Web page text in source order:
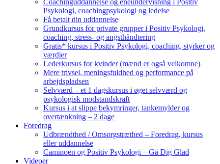
Coachinguddannelse og eneundervisning i Positiv
Psykologi, coachingpsykologi og ledelse
Få betalt din uddannelse
Grundkursus for private grupper i Positiv Psykologi,
coaching, stress- og angsthåndtering
Gratis* kursus i Positiv Psykologi, coaching, styrker og
værdier
Lederkursus for kvinder (mænd er også velkomne)
Mere trivsel, meningsfuldhed og performance på
arbejdspladsen
Selvværd – et 1 dagskursus i øget selvværd og
psykologisk modstandskraft
Kursus i at slippe bekymringer, tankemylder og
overtænkning – 2 dage
Foredrag
Udbrændthed / Omsorgstræthed – Foredrag, kursus
eller uddannelse
Caminoen og Positiv Psykologi – Gå Dig Glad
Videoer